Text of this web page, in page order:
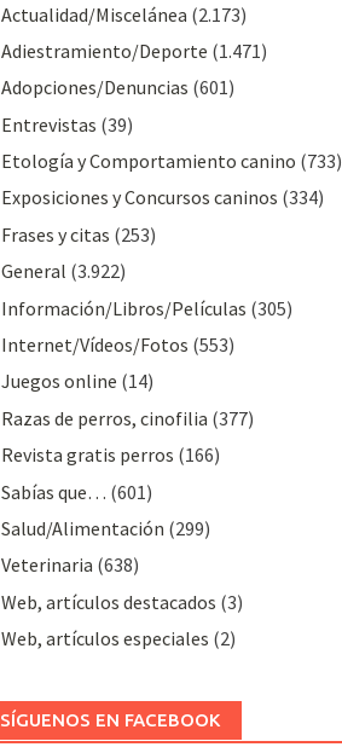
Actualidad/Miscelánea (2.173)
Adiestramiento/Deporte (1.471)
Adopciones/Denuncias (601)
Entrevistas (39)
Etología y Comportamiento canino (733)
Exposiciones y Concursos caninos (334)
Frases y citas (253)
General (3.922)
Información/Libros/Películas (305)
Internet/Vídeos/Fotos (553)
Juegos online (14)
Razas de perros, cinofilia (377)
Revista gratis perros (166)
Sabías que… (601)
Salud/Alimentación (299)
Veterinaria (638)
Web, artículos destacados (3)
Web, artículos especiales (2)
SÍGUENOS EN FACEBOOK